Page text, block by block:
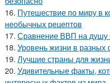
16. Путешествие по миру в
необычных рецептов
17. Сравнение ВВП на душу
18. Уровень жизни в разных
19. Лучшие страны для
20. Удивительные факты,